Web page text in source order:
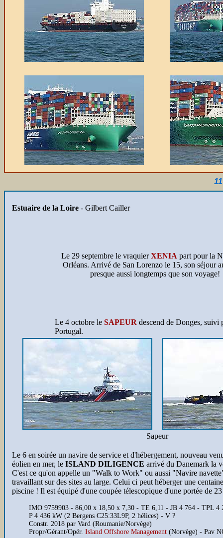
Estuaire de la Loire - Gilbert Cailler
Le 29 septembre le vraquierXENIA part pour la
Orléans. Arrivé de San Lorenzo le 15, son séjour
presque aussi longtemps que son voyage!
Le 4 octobre le SAPEUR descend de Donges, suivi
Portugal.
Sapeur
Le 6 en soirée un navire de service et d'hébergement, nouveau
éolien en mer, le ISLAND DILIGENCE arrivé du Danemark la
C'est ce qu'on appelle un "Walk to Work" ou aussi "Navire
travaillant sur des sites au large. Celui ci peut héberger une
piscine ! Il est équipé d'une coupée télescopique d'une portée de
IMO 9759903 - 86,00 x 18,50 x 7,30 - TE 6,11 - JB 4 764 - TPL 4
P 4 436 kW (2 Bergens C25:33L9P, 2 hélices) - V ?
Constr. 2018 par Vard (Roumanie/Norvège)
Propr/Gérant/Opér. Island Offshore Management(Norvège) - Pav